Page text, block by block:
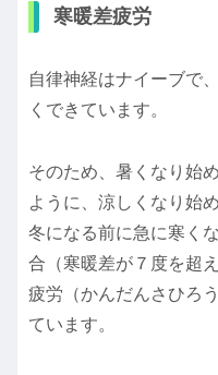
寒暖差疲労
自律神経はナイーブで
くできています。
そのため、暑くなり始
ように、涼しくなり始
冬になる前に急に寒く
合（寒暖差が７度を超
疲労（かんだんさひろ
ています。